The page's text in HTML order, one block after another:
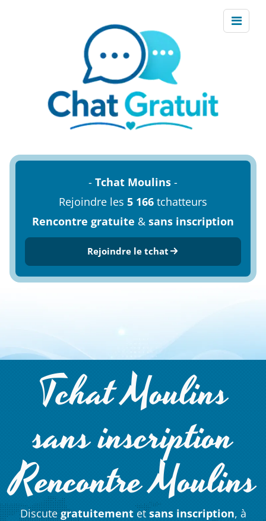
- Tchat Moulins -
Rejoindre les 5 166 tchatteurs
Rencontre gratuite & sans inscription
Rejoindre le tchat
Tchat Moulins
sans inscription
Rencontre Moulins
Discutegratuitementetsans inscription, à